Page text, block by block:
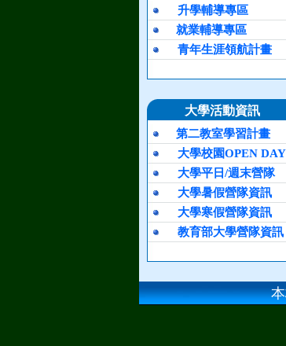
升學輔導專區
就業輔導專區
青年生涯領航計畫
大學活動資訊
第二教室學習計畫
大學校園OPEN DAY
大學平日/週末營隊
大學暑假營隊資訊
大學寒假營隊資訊
教育部大學營隊資訊